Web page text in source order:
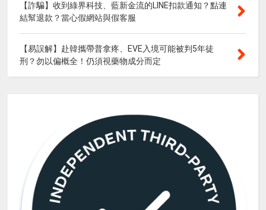
【詐騙】收到綠界科技、藍新金流的LINE扣款通知？點連
結幫退款？當心假網站與假客服
【易誤解】赴韓攜帶普拿疼、EVE入境可能被判5年徒
刑？勿以偏概全！仍須視藥物成分而定